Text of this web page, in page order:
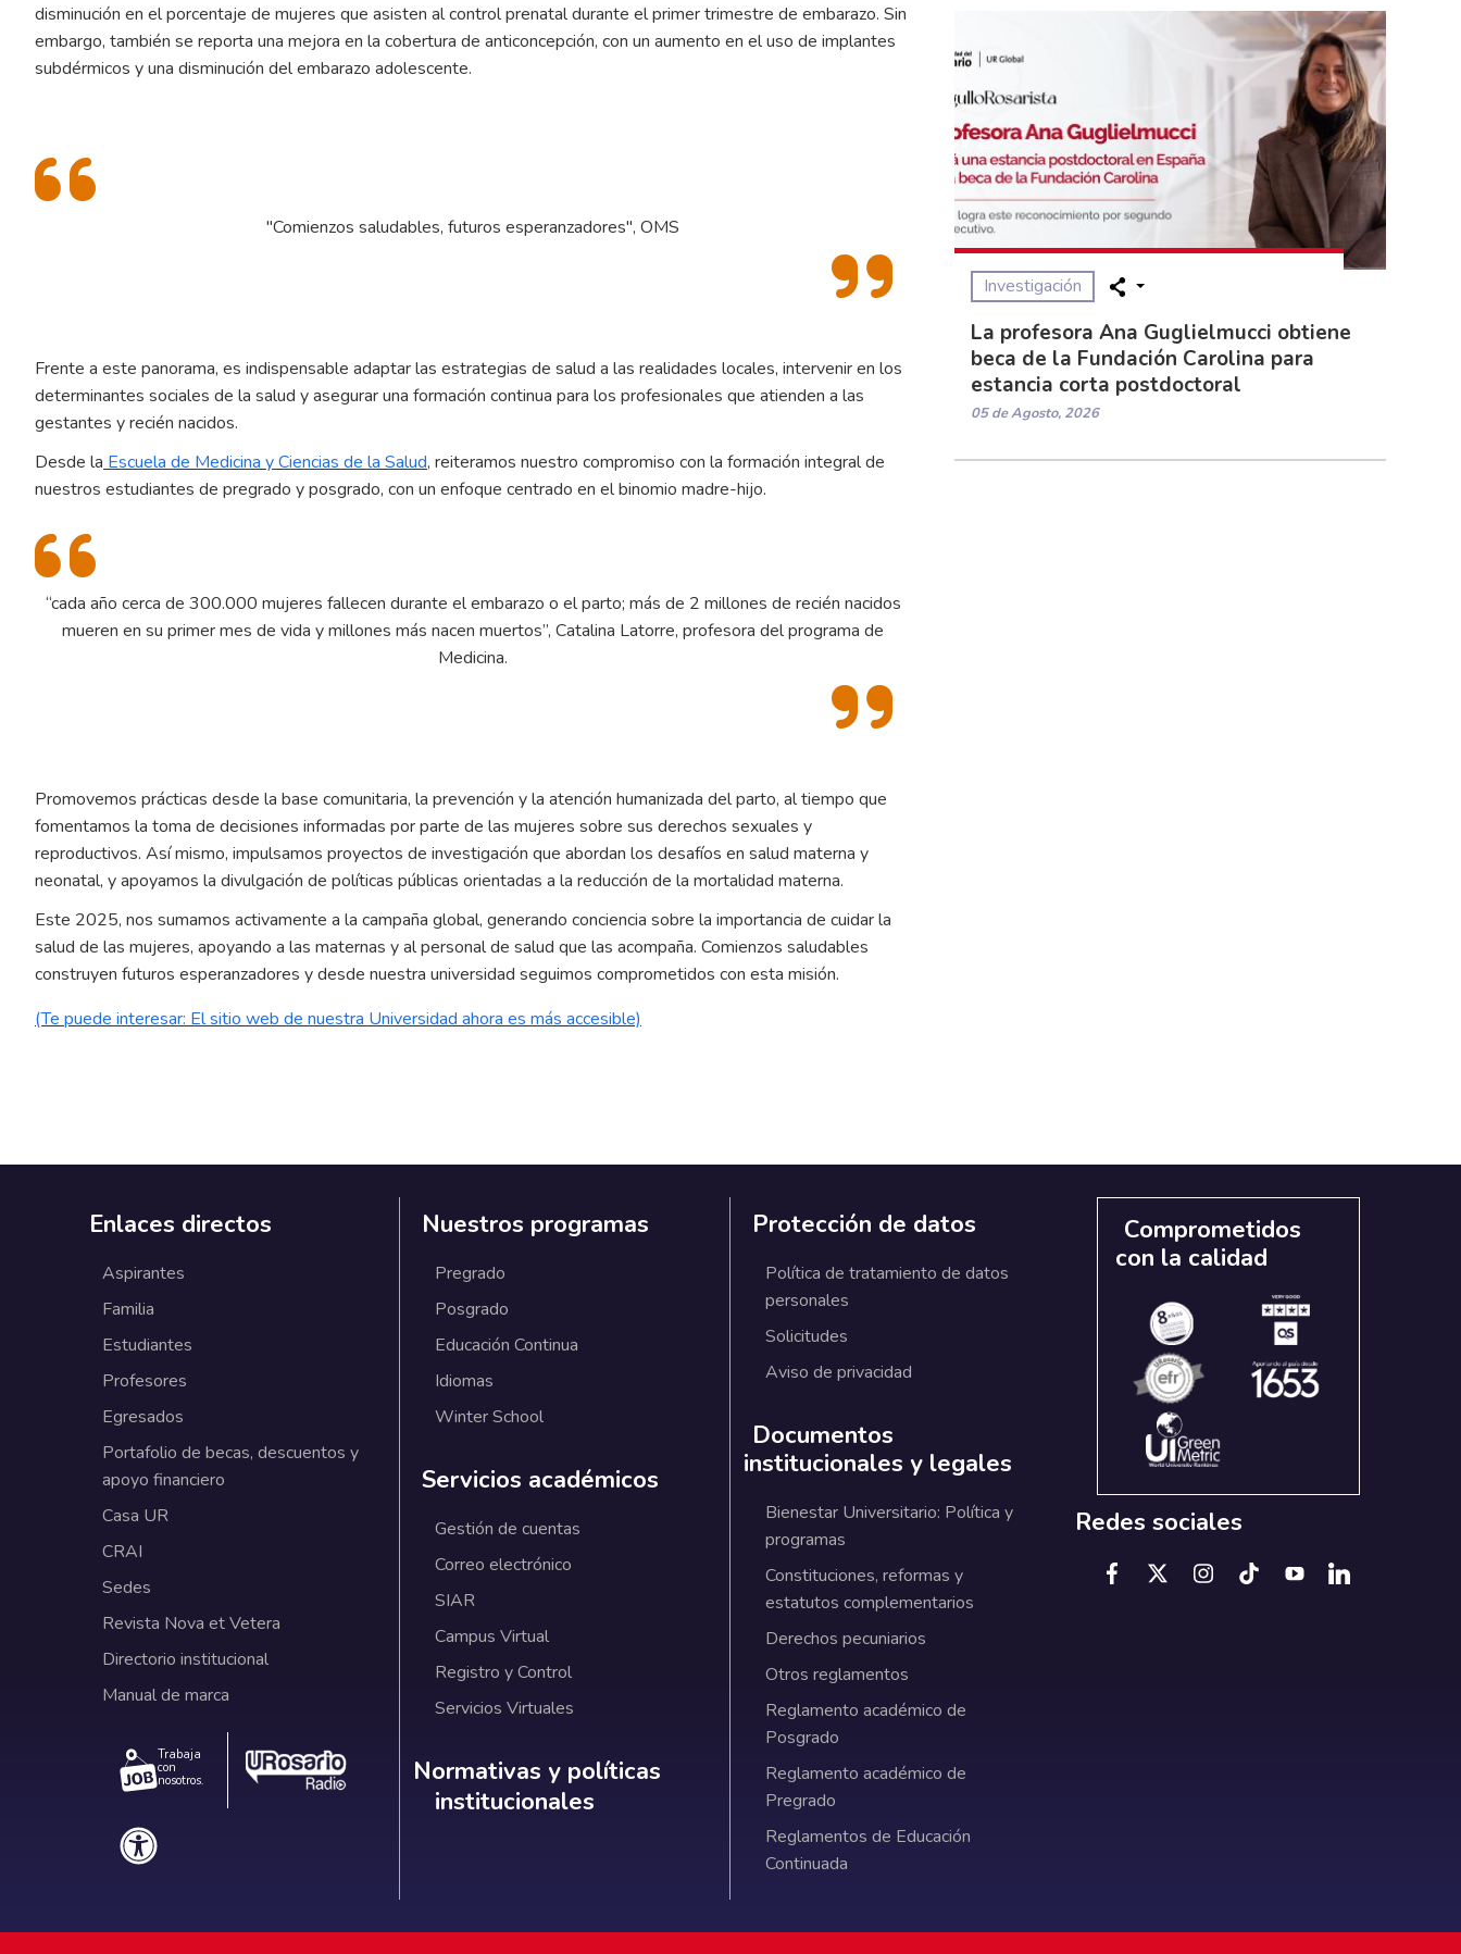
disminución en el porcentaje de mujeres que asisten al control prenatal durante el primer trimestre de embarazo. Sin
embargo, también se reporta una mejora en la cobertura de anticoncepción, con un aumento en el uso de implantes
subdérmicos y una disminución del embarazo adolescente.
"Comienzos saludables, futuros esperanzadores", OMS
Frente a este panorama, es indispensable adaptar las estrategias de salud a las realidades locales, intervenir en los
determinantes sociales de la salud y asegurar una formación continua para los profesionales que atienden a las
gestantes y recién nacidos.
Desde la Escuela de Medicina y Ciencias de la Salud, reiteramos nuestro compromiso con la formación integral de
nuestros estudiantes de pregrado y posgrado, con un enfoque centrado en el binomio madre-hijo.
“cada año cerca de 300.000 mujeres fallecen durante el embarazo o el parto; más de 2 millones de recién nacidos
mueren en su primer mes de vida y millones más nacen muertos”, Catalina Latorre, profesora del programa de
Medicina.
Promovemos prácticas desde la base comunitaria, la prevención y la atención humanizada del parto, al tiempo que
fomentamos la toma de decisiones informadas por parte de las mujeres sobre sus derechos sexuales y
reproductivos. Así mismo, impulsamos proyectos de investigación que abordan los desafíos en salud materna y
neonatal, y apoyamos la divulgación de políticas públicas orientadas a la reducción de la mortalidad materna.
Este 2025, nos sumamos activamente a la campaña global, generando conciencia sobre la importancia de cuidar la
salud de las mujeres, apoyando a las maternas y al personal de salud que las acompaña. Comienzos saludables
construyen futuros esperanzadores y desde nuestra universidad seguimos comprometidos con esta misión.
(Te puede interesar: El sitio web de nuestra Universidad ahora es más accesible)
Investigación
La profesora Ana Guglielmucci obtiene
beca de la Fundación Carolina para
estancia corta postdoctoral
05 de Agosto, 2026
Enlaces directos
Aspirantes
Familia
Estudiantes
Profesores
Egresados
Portafolio de becas, descuentos y
apoyo financiero
Casa UR
CRAI
Sedes
Revista Nova et Vetera
Directorio institucional
Manual de marca
Trabaja
con
nosotros.
Nuestros programas
Pregrado
Posgrado
Educación Continua
Idiomas
Winter School
Servicios académicos
Gestión de cuentas
Correo electrónico
SIAR
Campus Virtual
Registro y Control
Servicios Virtuales
Normativas y políticas institucionales
Normativas y políticas
institucionales
Protección de datos
Política de tratamiento de datos
personales
Solicitudes
Aviso de privacidad
Documentos
institucionales y legales
Bienestar Universitario: Política y
programas
Constituciones, reformas y
estatutos complementarios
Derechos pecuniarios
Otros reglamentos
Reglamento académico de
Posgrado
Reglamento académico de
Pregrado
Reglamentos de Educación
Continuada
Comprometidos
con la calidad
Redes sociales